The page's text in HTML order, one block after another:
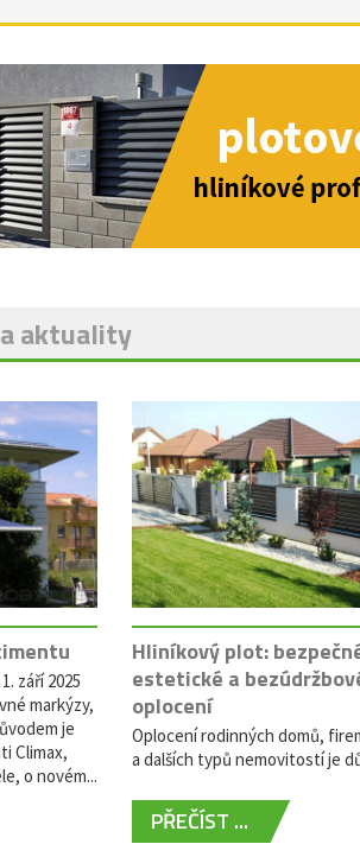
aktuality
září 2025
markýzy,
je
Climax,
o novém...
Hliníkový plot:
estetické a
oplocení
Oplocení rodinných domů,
a dalších typů nemovitostí je
PŘEČÍST ...